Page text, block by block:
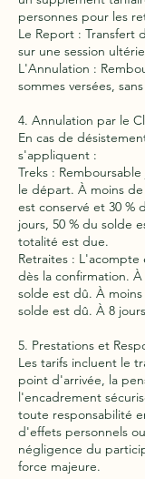
personnes pour les
Le Report : Transfert
sur une session
L'Annulation :
sommes versées,
4. Annulation par le
En cas de
s'appliquent :
Treks :
le départ. À moins
est conservé et 30 %
jours, 50 % du solde
totalité est due.
Retraites :
dès la confirmation. À
solde est dû. À
solde est dû. À 8
5. Prestations et
Les tarifs incluent le
point d'arrivée, la
l'encadrement
toute responsabilité
d'effets personnels
négligence du
force majeure.